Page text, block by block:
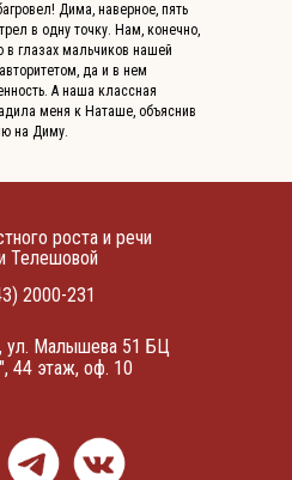
Дима, наверное, пять
в одну точку. Нам, конечно,
в глазах мальчиков нашей
да и в нем
А наша классная
меня к Наташе, объяснив
на Диму.
роста и речи
Телешовой
2000-231
ул. Малышева 51 БЦ
44 этаж, оф. 10